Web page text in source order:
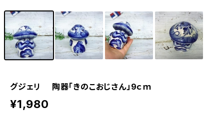
グジェリ 陶器「きのこおじさん」9ｃｍ
¥1,980